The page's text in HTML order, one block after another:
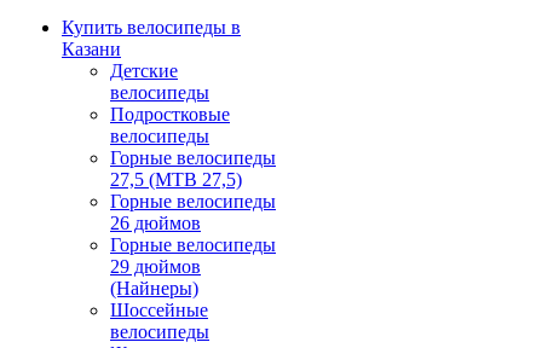
Купить велосипеды в
Казани
Детские
велосипеды
Подростковые
велосипеды
Горные велосипеды
27,5 (MTB 27,5)
Горные велосипеды
26 дюймов
Горные велосипеды
29 дюймов
(Найнеры)
Шоссейные
велосипеды